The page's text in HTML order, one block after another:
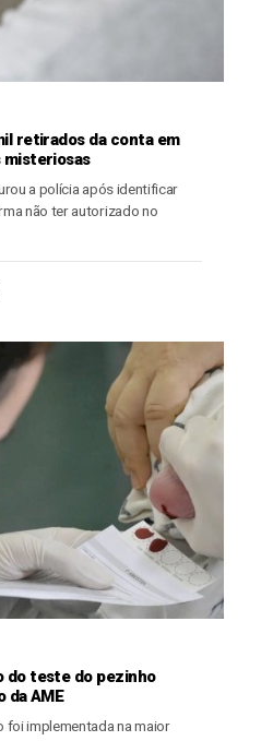
retirados da conta em
a polícia após identificar
não ter autorizado no
do teste do pezinho
da AME
foi implementada na maior